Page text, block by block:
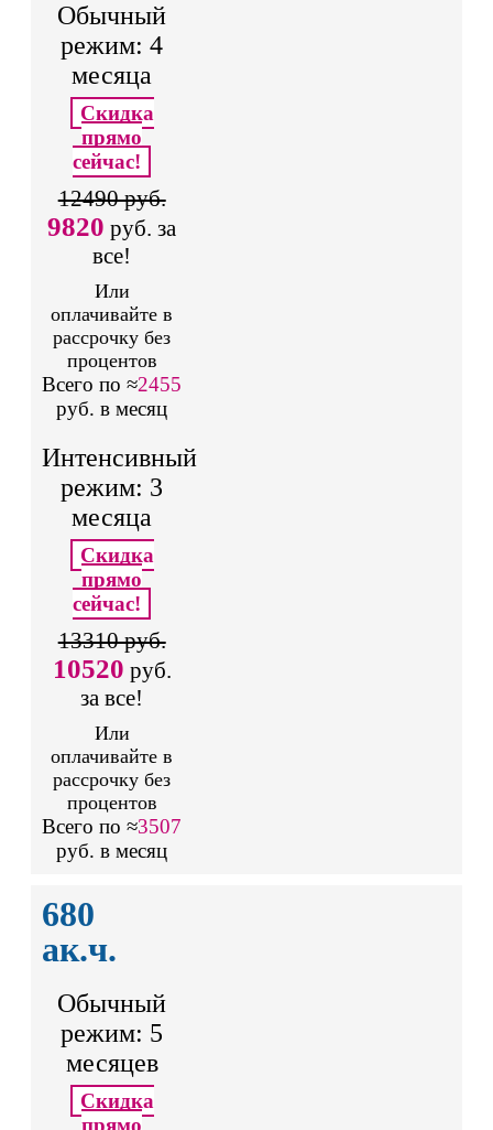
Обычный
режим: 4
месяца
Скидка
прямо
сейчас!
12490 руб.
9820 руб. за
все!
Или
оплачивайте в
рассрочку без
процентов
Всего по ≈2455
руб. в месяц
Интенсивный
режим: 3
месяца
Скидка
прямо
сейчас!
13310 руб.
10520 руб.
за все!
Или
оплачивайте в
рассрочку без
процентов
Всего по ≈3507
руб. в месяц
680
ак.ч.
Обычный
режим: 5
месяцев
Скидка